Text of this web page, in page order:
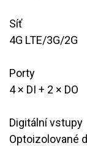
Síť
​4G LTE/3G/2G
Porty
​4 × DI + 2 × DO
Digitální vstupy
Optoizolované